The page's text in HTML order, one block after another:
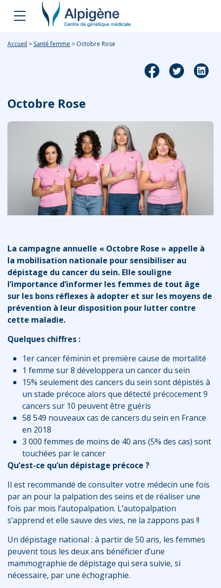
Accueil > Santé femme > Octobre Rose
Octobre Rose
La campagne annuelle « Octobre Rose » appelle à
la mobilisation nationale pour sensibiliser au
dépistage du cancer du sein. Elle souligne
l’importance d’informer les femmes de tout âge
sur les bons réflexes à adopter et sur les moyens de
prévention à leur disposition pour lutter contre
cette maladie.
Quelques chiffres :
1er cancer féminin et première cause de mortalité
1 femme sur 8 développera un cancer du sein
15% seulement des cancers du sein sont dépistés à
un stade précoce alors que détecté précocement 9
cancers sur 10 peuvent être guéris
58 549 nouveaux cas de cancers du sein en France
en 2018
3 000 femmes de moins de 40 ans (5% des cas) sont
touchées par le cancer
Qu’est-ce qu’un dépistage précoce ?
Il est recommandé de consulter votre médecin une fois
par an pour la palpation des seins et de réaliser une
fois par mois l’autopalpation. L’autopalpation
s’apprend et elle sauve des vies, ne la zappons pas !!
Un dépistage national : à partir de 50 ans, les femmes
peuvent tous les deux ans bénéficier d’une
mammographie de dépistage qui sera suivie, si
nécessaire, par une échographie.